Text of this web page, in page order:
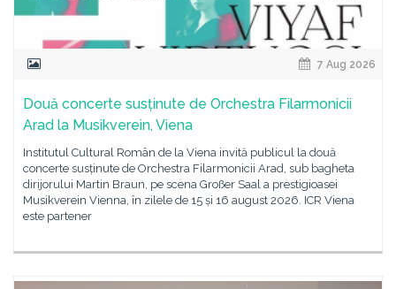
7 Aug 2026
Două concerte susținute de Orchestra Filarmonicii
Arad la Musikverein, Viena
Institutul Cultural Român de la Viena invită publicul la două
concerte susținute de Orchestra Filarmonicii Arad, sub bagheta
dirijorului Martin Braun, pe scena Großer Saal a prestigioasei
Musikverein Vienna, în zilele de 15 și 16 august 2026. ICR Viena
este partener